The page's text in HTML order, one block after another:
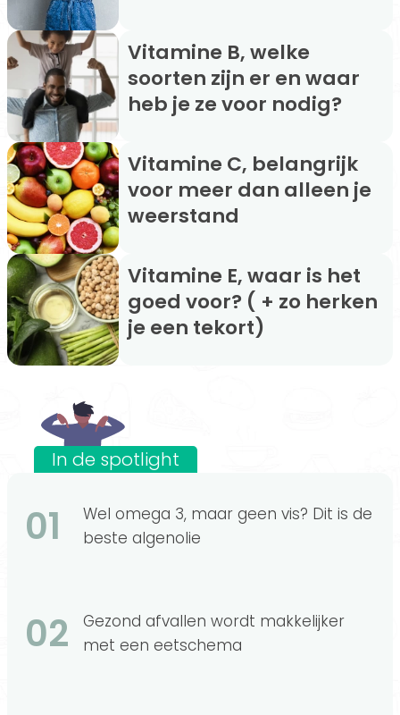
Vitamine B, welke
soorten zijn er en waar
heb je ze voor nodig?
Vitamine C, belangrijk
voor meer dan alleen je
weerstand
Vitamine E, waar is het
goed voor? ( + zo herken
je een tekort)
In de spotlight
01
Wel omega 3, maar geen vis? Dit is de
beste algenolie
02
Gezond afvallen wordt makkelijker
met een eetschema